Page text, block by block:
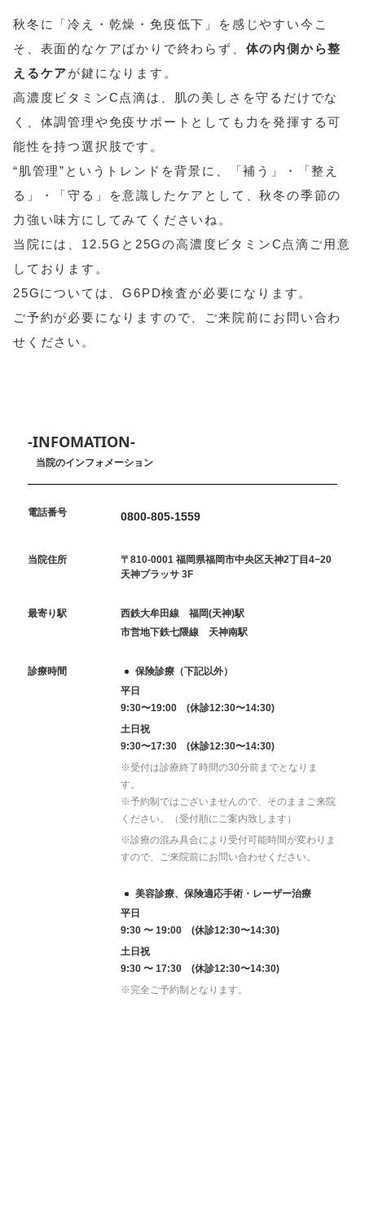
秋冬に「冷え・乾燥・免疫低下」を感じやすい今こ
そ、表面的なケアばかりで終わらず、 体の内側から整
えるケアが鍵になります。
高濃度ビタミンC点滴は、肌の美しさを守るだけでな
く、体調管理や免疫サポートとしても力を発揮する可
能性を持つ選択肢です。
“肌管理”というトレンドを背景に、「補う」・「整え
る」・「守る」を意識したケアとして、秋冬の季節の
力強い味方にしてみてくださいね。
当院には、12.5Gと25Gの高濃度ビタミンC点滴ご用意
しております。
25Gについては、G6PD検査が必要になります。
ご予約が必要になりますので、ご来院前にお問い合わ
せください。
-INFOMATION-
当院のインフォメーション
電話番号 0800-805-1559
当院住所
〒810-0001 福岡県福岡市中央区天神2丁目4−20
天神プラッサ 3F
最寄り駅
西鉄大牟田線 福岡(天神)駅
市営地下鉄七隈線 天神南駅
診療時間
保険診療（下記以外）
平日
9:30〜19:00 (休診12:30〜14:30)
土日祝
9:30〜17:30 (休診12:30〜14:30)
※受付は診療終了時間の30分前までとなりま
す。
※予約制ではございませんので、そのままご来院
ください。（受付順にご案内致します）
※診療の混み具合により受付可能時間が変わりま
すので、ご来院前にお問い合わせください。
美容診療、保険適応手術・レーザー治療
平日
9:30 〜 19:00 (休診12:30〜14:30)
土日祝
9:30 〜 17:30 (休診12:30〜14:30)
※完全ご予約制となります。